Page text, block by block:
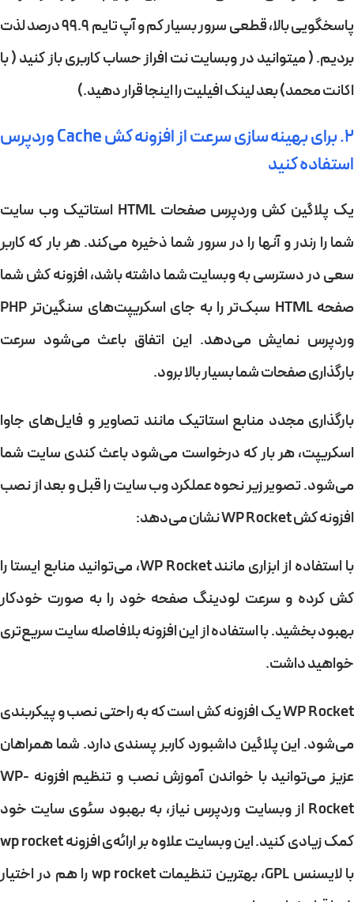
پاسخگویی بالا،‌ قطعی سرور بسیار کم و آپ تایم ۹۹.۹ درصد لذت
بردیم. ( میتوانید در وبسایت نت افراز حساب کاربری باز کنید ( با
اکانت محمد) بعد لینک افیلیت را اینجا قرار دهید.)
2. برای بهینه سازی سرعت از افزونه کش Cache وردپرس
استفاده کنید
یک پلاگین کش وردپرس صفحات HTML استاتیک وب سایت
شما را رندر و آنها را در سرور شما ذخیره می‌کند. هر بار که کاربر
سعی در دسترسی به وبسایت شما داشته باشد، افزونه کش شما
صفحه HTML سبک‌تر را به جای اسکریپت‌های سنگین‌تر PHP
وردپرس نمایش می‌دهد. این اتفاق باعث می‌شود سرعت
بارگذاری صفحات شما بسیار بالا برود.
بارگذاری مجدد منابع استاتیک مانند تصاویر و فایل‌های جاوا
اسکریپت، هر بار که درخواست می‌شود باعث کندی سایت شما
می‌شود. تصویر زیر نحوه عملکرد وب سایت را قبل و بعد از نصب
افزونه کش WP Rocket نشان می‌دهد:
با استفاده از ابزاری مانند WP Rocket، می‌توانید منابع ایستا را
کش کرده و سرعت لودینگ صفحه خود را به صورت خودکار
بهبود بخشید. با استفاده از این افزونه بلافاصله سایت سریع‌تری
خواهید داشت.
WP Rocket یک افزونه کش است که به راحتی نصب و پیکربندی
می‌شود. این پلاگین داشبورد کاربر پسندی دارد. شما همراهان
عزیز می‌توانید با خواندن آموزش نصب و تنظیم افزونه WP-
Rocket از وبسایت وردپرس نیاز، به بهبود سئوی سایت خود
کمک زیادی کنید. این وبسایت علاوه بر ارائه‌ی افزونه wp rocket
با لایسنس GPL، بهترین تنظیمات wp rocket را هم در اختیار